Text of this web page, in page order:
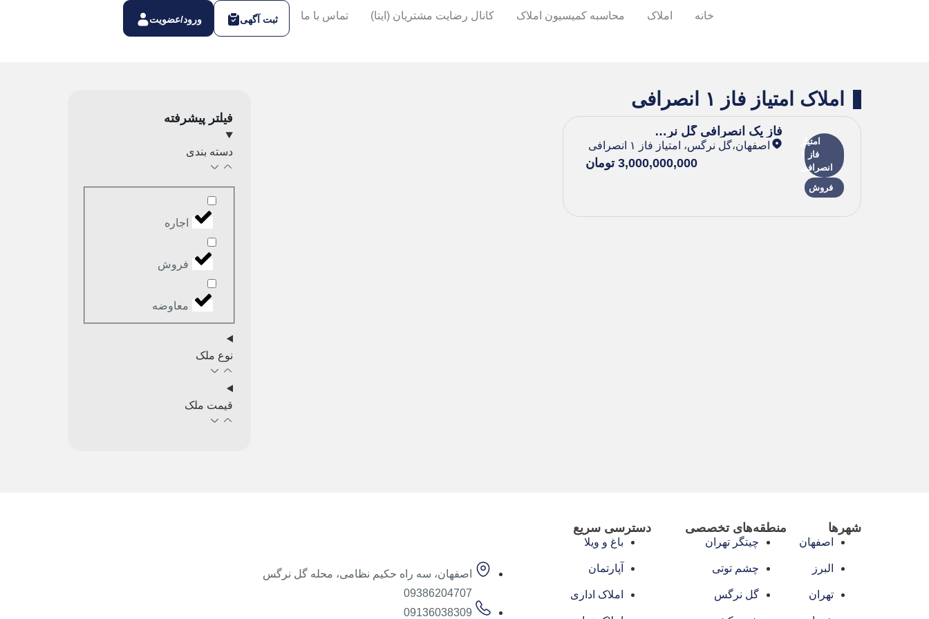
خانه املاک محاسبه کمیسیون املاک کانال رضایت مشتریان (ایتا) تماس با ما ثبت آگهی ورود/عضویت
املاک امتیاز فاز ۱ انصرافی
امتیاز
فاز ۱
انصرافی
فروش
فاز یک انصرافی گل نرگس
اصفهان،گل نرگس، امتیاز فاز ۱ انصرافی
3,000,000,000 تومان
فیلتر پیشرفته
دسته بندی
اجاره
فروش
معاوضه
نوع ملک
قیمت ملک
شهرها
اصفهان
البرز
تهران
منطقه‌های تخصصی
چیتگر تهران
چشم توتی
گل نرگس
دسترسی سریع
باغ و ویلا
آپارتمان
املاک اداری
اصفهان، سه راه حکیم نظامی، محله گل نرگس
09386204707
09136038309